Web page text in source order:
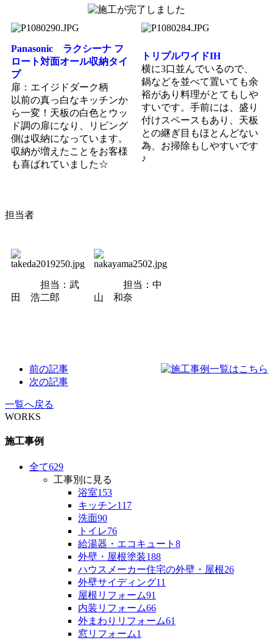
Panasonic ラクシーナ フ
ロート対面オール収納タイ
プ
扉：エイジドダーク柄
以前の真っ白なキッチンか
ら一変！天板の白色とウッ
ド調の扉になり、リビング
側は収納になっています。
収納が増えたことをお客様
も喜ばれていました☆
トリプルワイドIH
横に3口並んでいるので、
鍋などを並べて置いても余
裕があり料理がとてもしや
すいです。手前には、盛り
付けスペースもあり、天板
との継ぎ目もほとんどない
為、お掃除もしやすいです
♪
担当者
担当：武
田 浩二郎
担当：中
山 和奈
前の記事
次の記事
一覧へ戻る
WORKS
施工事例
全て629
工事別に見る
浴室153
キッチン117
洗面90
トイレ76
給湯器・エコキュート 8
外壁・屋根塗装188
ハウスメーカー住宅の外壁・屋根26
外壁サイディング11
屋根リフォーム91
内装リフォーム66
外まわりリフォーム61
窓リフォーム1